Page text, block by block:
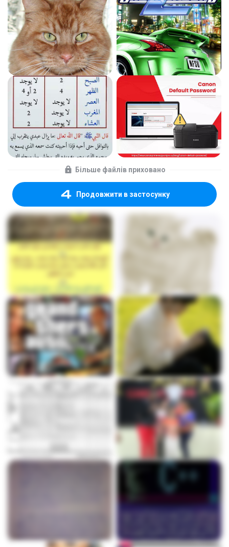
Більше файлів приховано
Продовжити в застосунку